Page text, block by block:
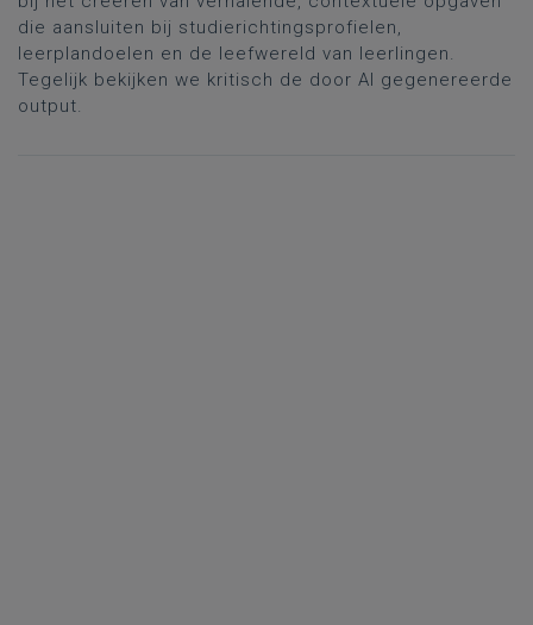
die aansluiten bij studierichtingsprofielen,
leerplandoelen en de leefwereld van leerlingen.
Tegelijk bekijken we kritisch de door AI gegenereerde
output.